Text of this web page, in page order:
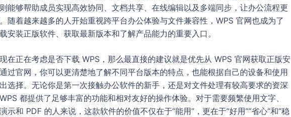
能够帮助成员实现高效协同、文档共享、在线编辑以及多端同步，让办公流程更
随着越来越多的人开始重视跨平台办公体验与文件兼容性，WPS 官网也成为了
安装正版软件、获取最新版本和了解产品能力的重要入口。
在正在考虑是否下载 WPS，那么最直接的建议就是优先从 WPS 官网获取正版安
过官网，你可以更清楚地了解不同平台版本的特点，也能根据自己的设备和使用
选择。无论你是第一次接触办公软件的新手，还是对文件处理有较高要求的资深
都提供了足够丰富的功能和相对友好的操作体验。对于需要频繁使用文字、
示和 PDF 的人来说，这款软件的价值不仅在于“能用”，更在于“好用”“省心”和“稳